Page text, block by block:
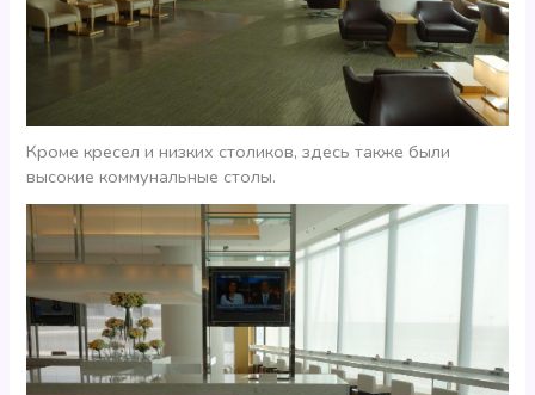
Кроме кресел и низких столиков, здесь также были
высокие коммунальные столы.